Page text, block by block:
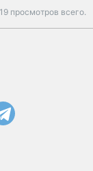
19 просмотров всего.